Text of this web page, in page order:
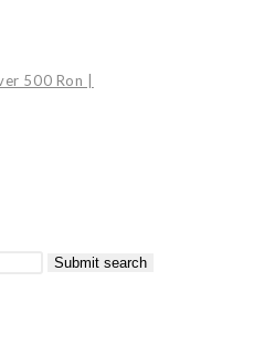
500 Ron |
Submit search